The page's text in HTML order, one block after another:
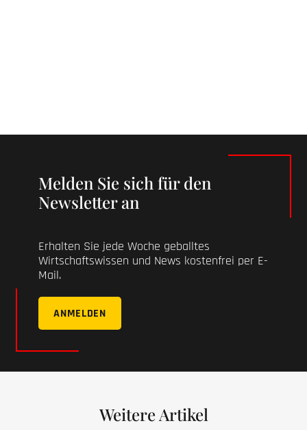
Melden Sie sich für den
Newsletter an
Erhalten Sie jede Woche geballtes
Wirtschaftswissen und News kostenfrei per E-
Mail.
ANMELDEN
Weitere Artikel